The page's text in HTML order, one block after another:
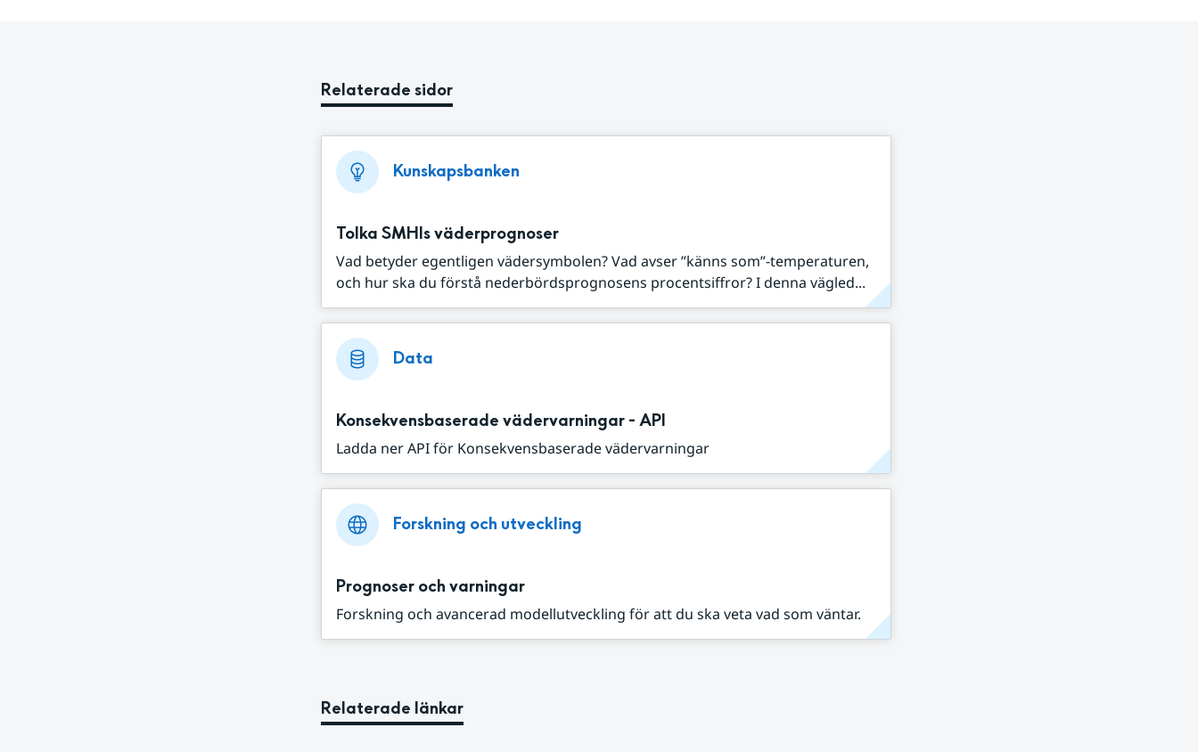
Relaterade sidor
Kunskapsbanken
Tolka SMHIs väderprognoser
Vad betyder egentligen vädersymbolen? Vad avser ”känns som”-temperaturen,
och hur ska du förstå nederbördsprognosens procentsiffror? I denna vägled...
Data
Konsekvensbaserade vädervarningar - API
Ladda ner API för Konsekvensbaserade vädervarningar
Forskning och utveckling
Prognoser och varningar
Forskning och avancerad modellutveckling för att du ska veta vad som väntar.
Relaterade länkar